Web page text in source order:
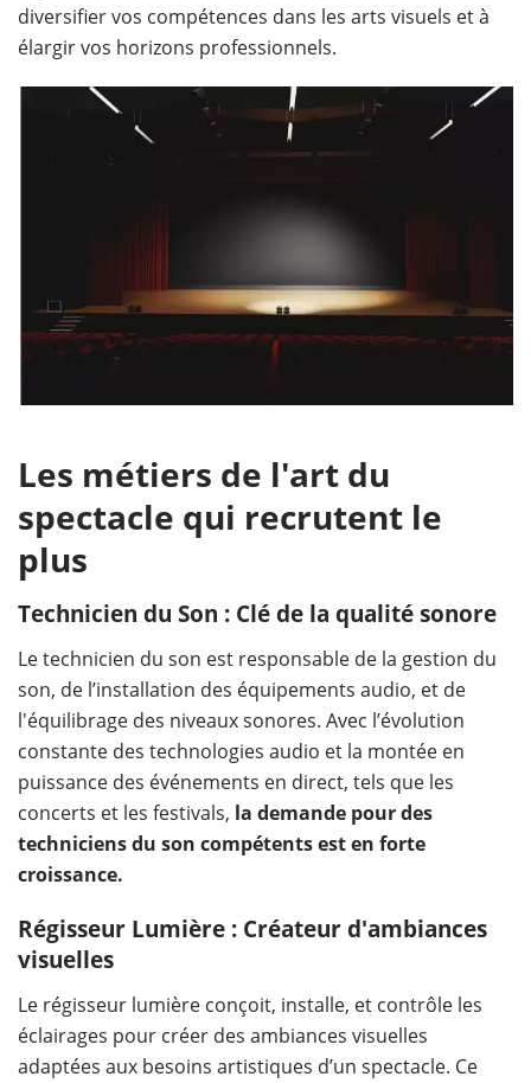
diversifier vos compétences dans les arts visuels et à
élargir vos horizons professionnels.
Les métiers de l'art du
spectacle qui recrutent le
plus
Technicien du Son : Clé de la qualité sonore
Le technicien du son est responsable de la gestion du
son, de l’installation des équipements audio, et de
l'équilibrage des niveaux sonores. Avec l’évolution
constante des technologies audio et la montée en
puissance des événements en direct, tels que les
concerts et les festivals, la demande pour des
techniciens du son compétents est en forte
croissance.
Régisseur Lumière : Créateur d'ambiances
visuelles
Le régisseur lumière conçoit, installe, et contrôle les
éclairages pour créer des ambiances visuelles
adaptées aux besoins artistiques d’un spectacle. Ce